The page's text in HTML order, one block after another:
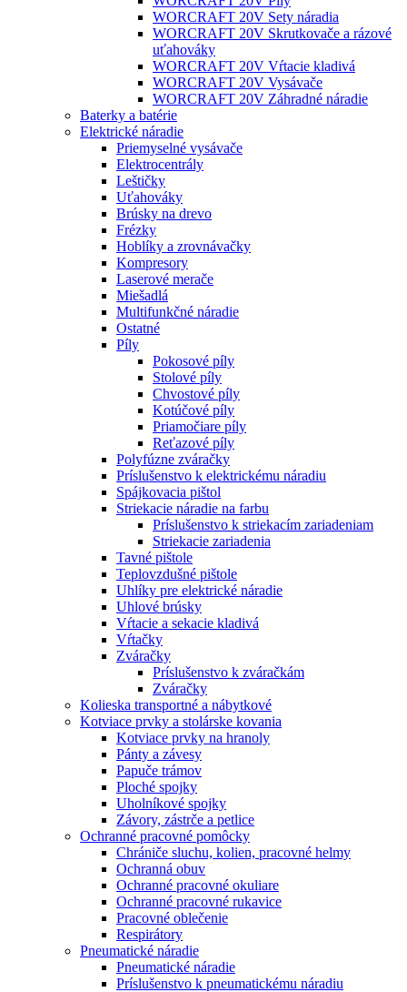
WORCRAFT 20V Sety náradia
WORCRAFT 20V Skrutkovače a rázové
uťahováky
WORCRAFT 20V Vŕtacie kladivá
WORCRAFT 20V Vysávače
WORCRAFT 20V Záhradné náradie
Baterky a batérie
Elektrické náradie
Priemyselné vysávače
Elektrocentrály
Leštičky
Uťahováky
Brúsky na drevo
Frézky
Hoblíky a zrovnávačky
Kompresory
Laserové merače
Miešadlá
Multifunkčné náradie
Ostatné
Píly
Pokosové píly
Stolové píly
Chvostové píly
Kotúčové píly
Priamočiare píly
Reťazové píly
Polyfúzne zváračky
Príslušenstvo k elektrickému náradiu
Spájkovacia pištol
Striekacie náradie na farbu
Príslušenstvo k striekacím zariadeniam
Striekacie zariadenia
Tavné pištole
Teplovzdušné pištole
Uhlíky pre elektrické náradie
Uhlové brúsky
Vŕtacie a sekacie kladivá
Vŕtačky
Zváračky
Príslušenstvo k zváračkám
Zváračky
Kolieska transportné a nábytkové
Kotviace prvky a stolárske kovania
Kotviace prvky na hranoly
Pánty a závesy
Papuče trámov
Ploché spojky
Uholníkové spojky
Závory, zástrče a petlice
Ochranné pracovné pomôcky
Chrániče sluchu, kolien, pracovné helmy
Ochranná obuv
Ochranné pracovné okuliare
Ochranné pracovné rukavice
Pracovné oblečenie
Respirátory
Pneumatické náradie
Pneumatické náradie
Príslušenstvo k pneumatickému náradiu